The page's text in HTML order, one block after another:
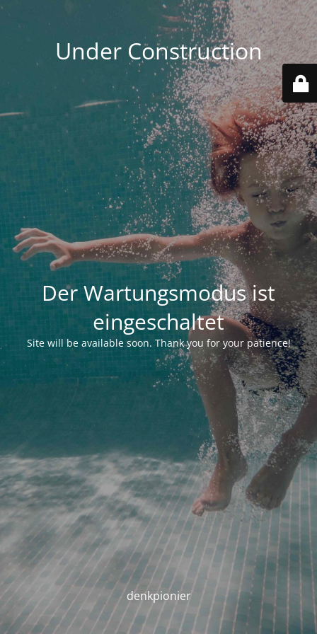
Under Construction
Der Wartungsmodus ist
eingeschaltet
Site will be available soon. Thank you for your patience!
denkpionier